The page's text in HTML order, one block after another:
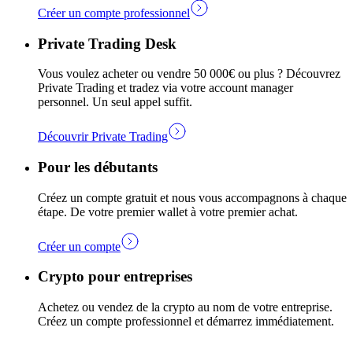
Créer un compte professionnel
Private Trading Desk
Vous voulez acheter ou vendre 50 000€ ou plus ? Découvrez
Private Trading et tradez via votre account manager
personnel. Un seul appel suffit.
Découvrir Private Trading
Pour les débutants
Créez un compte gratuit et nous vous accompagnons à chaque
étape. De votre premier wallet à votre premier achat.
Créer un compte
Crypto pour entreprises
Achetez ou vendez de la crypto au nom de votre entreprise.
Créez un compte professionnel et démarrez immédiatement.